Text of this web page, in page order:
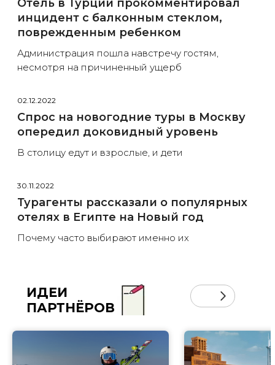
Отель в Турции прокомментировал
инцидент с балконным стеклом,
поврежденным ребенком
Администрация пошла навстречу гостям,
несмотря на причиненный ущерб
02.12.2022
Спрос на новогодние туры в Москву
опередил доковидный уровень
В столицу едут и взрослые, и дети
30.11.2022
Турагенты рассказали о популярных
отелях в Египте на Новый год
Почему часто выбирают именно их
ИДЕИ
ПАРТНЁРОВ